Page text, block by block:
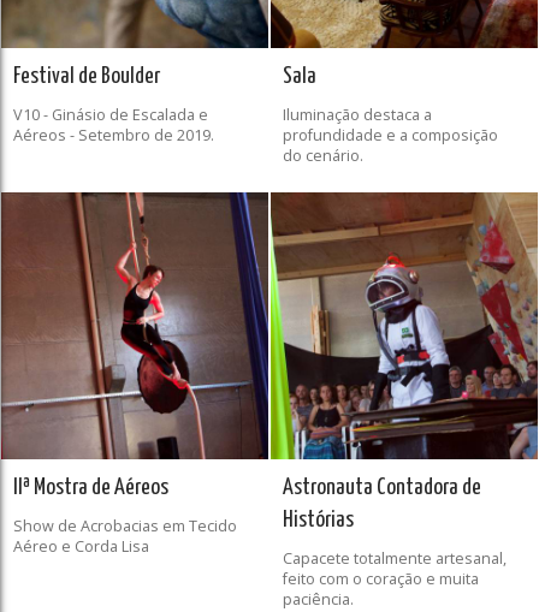
Festival de Boulder
V10 - Ginásio de Escalada e
Aéreos - Setembro de 2019.
Sala
Iluminação destaca a
profundidade e a composição
do cenário.
IIª Mostra de Aéreos
Show de Acrobacias em Tecido
Aéreo e Corda Lisa
Astronauta Contadora de
Histórias
Capacete totalmente artesanal,
feito com o coração e muita
paciência.